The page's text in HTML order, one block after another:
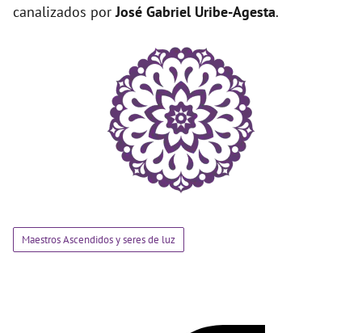
canalizados porJosé Gabriel Uribe-Agesta.
Maestros Ascendidos y seres de luz